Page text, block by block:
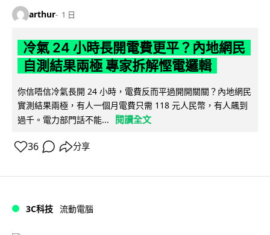
arthur 1 日
冷氣 24 小時長開電費更平？內地網民
自測結果兩極 專家拆解慳電邏輯
你信唔信冷氣長開 24 小時，電費反而平過開開關關？內地網民
實測結果兩極，有人一個月電費只需 118 元人民幣，有人飆到
過千。電力部門話不能...
閱讀全文
36 分享
3C科技 流動電腦